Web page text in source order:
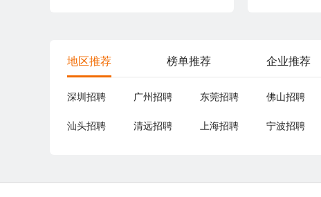
地区推荐 榜单推荐 企业推荐
深圳招聘 广州招聘 东莞招聘 佛山招聘
汕头招聘 清远招聘 上海招聘 宁波招聘